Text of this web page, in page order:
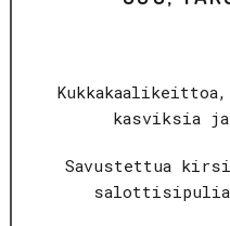
kasviksia ja
Savustettua
salottisipulia